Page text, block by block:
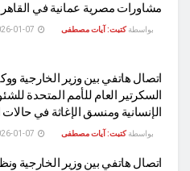
مشاورات مصرية عمانية في
بواسطة كتبت: آيات مصطفى
اتصال هاتفي بين وزير الخارجية
السكرتير العام للأمم المتحدة
الإنسانية ومنسق الإغاثة في
بواسطة كتبت: آيات مصطفى
اتصال هاتفي بين وزير الخارجية